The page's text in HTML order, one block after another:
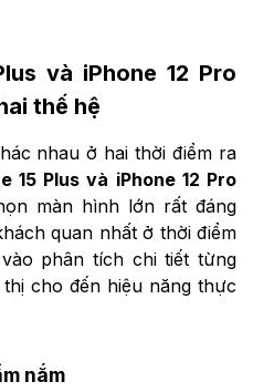
và iPhone 12 Pro
thế hệ
nhau ở hai thời điểm ra
15 Plus và iPhone 12 Pro
màn hình lớn rất đáng
quan nhất ở thời điểm
phân tích chi tiết từng
cho đến hiệu năng thực
nắm